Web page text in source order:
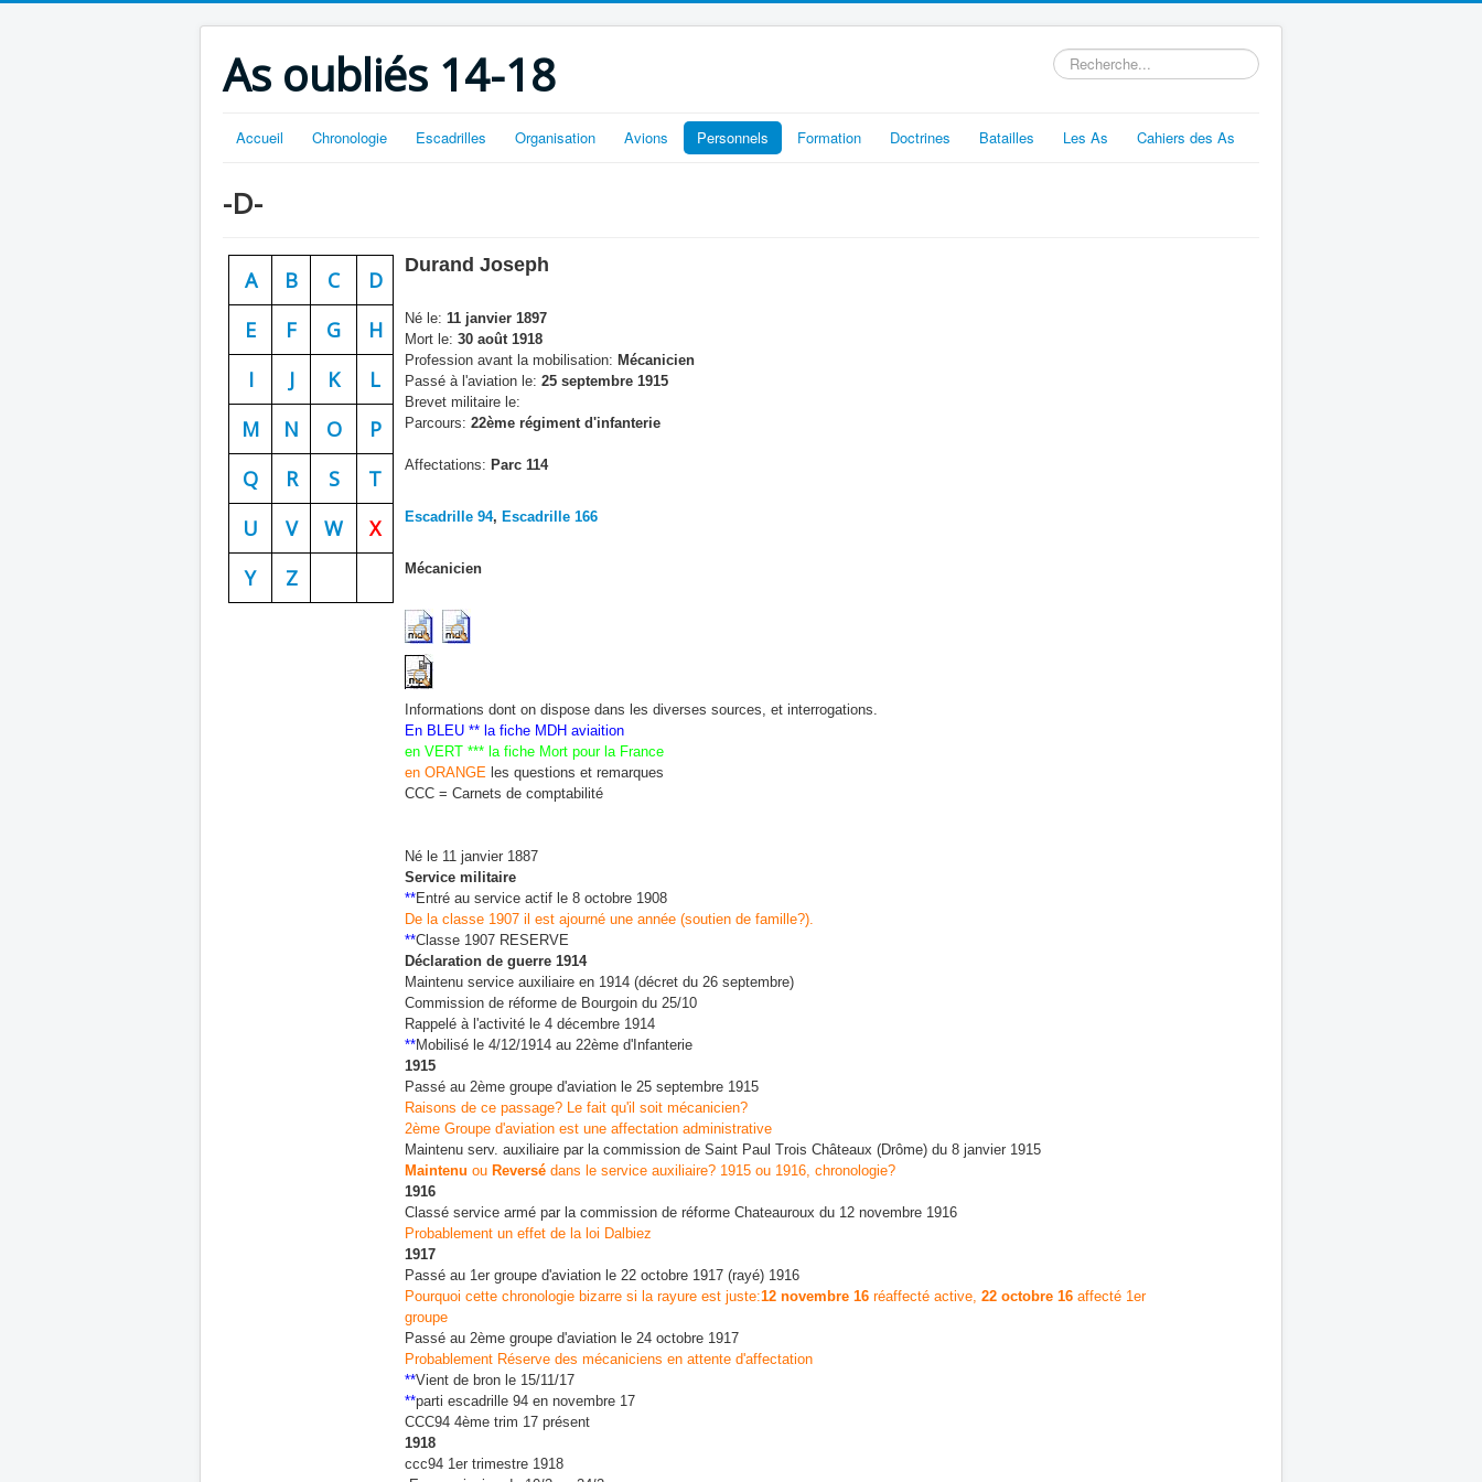
As oubliés 14-18 Rechercher
Accueil Chronologie Escadrilles Organisation Avions Personnels Formation Doctrines Batailles Les As Cahiers des As
-D-
A B C
D
E
F G
H
I
J K
L
M
N O
P
Q
R S
T
U
V W
X
Y
Z
Durand Joseph
Né le: 11 janvier 1897
Mort le: 30 août 1918
Profession avant la mobilisation: Mécanicien
Passé à l'aviation le: 25 septembre 1915
Brevet militaire le:
Parcours: 22ème régiment d'infanterie
Affectations: Parc 114
Escadrille 94, Escadrille 166
Mécanicien
Informations dont on dispose dans les diverses sources, et interrogations.
En BLEU ** la fiche MDH aviaition
en VERT *** la fiche Mort pour la France
en ORANGE les questions et remarques
CCC = Carnets de comptabilité
Né le 11 janvier 1887
Service militaire
**Entré au service actif le 8 octobre 1908
De la classe 1907 il est ajourné une année (soutien de famille?).
**Classe 1907 RESERVE
Déclaration de guerre 1914
Maintenu service auxiliaire en 1914 (décret du 26 septembre)
Commission de réforme de Bourgoin du 25/10
Rappelé à l'activité le 4 décembre 1914
**Mobilisé le 4/12/1914 au 22ème d'Infanterie
1915
Passé au 2ème groupe d'aviation le 25 septembre 1915
Raisons de ce passage? Le fait qu'il soit mécanicien?
2ème Groupe d'aviation est une affectation administrative
Maintenu serv. auxiliaire par la commission de Saint Paul Trois Châteaux (Drôme) du 8 janvier 1915
Maintenu ou Reversé dans le service auxiliaire? 1915 ou 1916, chronologie?
1916
Classé service armé par la commission de réforme Chateauroux du 12 novembre 1916
Probablement un effet de la loi Dalbiez
1917
Passé au 1er groupe d'aviation le 22 octobre 1917 (rayé) 1916
Pourquoi cette chronologie bizarre si la rayure est juste:12 novembre 16 réaffecté active, 22 octobre 16 affecté 1er
groupe
Passé au 2ème groupe d'aviation le 24 octobre 1917
Probablement Réserve des mécaniciens en attente d'affectation
**Vient de bron le 15/11/17
**parti escadrille 94 en novembre 17
CCC94 4ème trim 17 présent
1918
ccc94 1er trimestre 1918